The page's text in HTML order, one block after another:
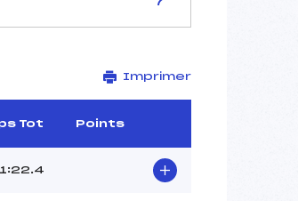
Stade de la Côte Feuillée
6 km
Imprimer
Tot Points